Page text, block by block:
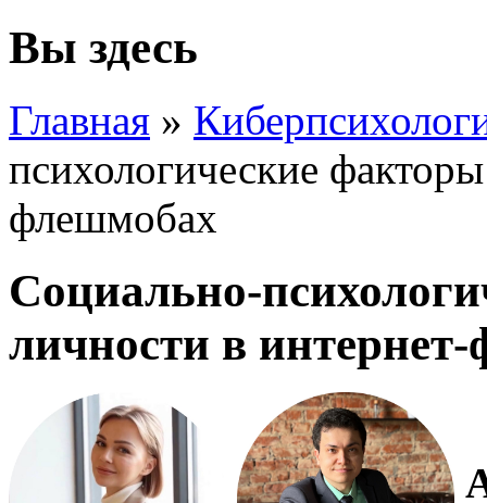
Вы здесь
Главная »
психологические
флешмобах
Социально-
личности в